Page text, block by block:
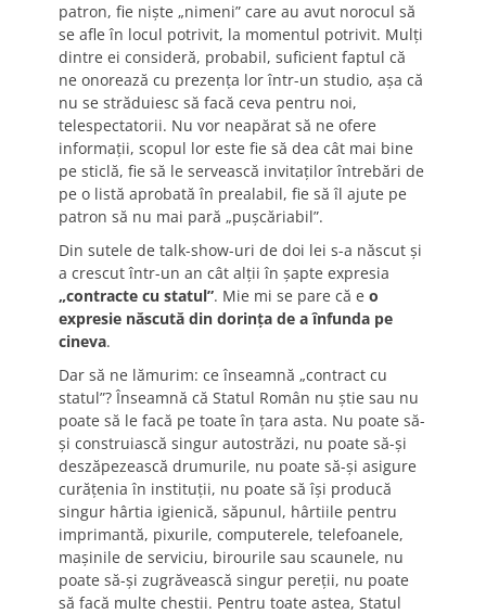
patron, fie nişte „nimeni” care au avut norocul să
se afle în locul potrivit, la momentul potrivit. Mulţi
dintre ei consideră, probabil, suficient faptul că
ne onorează cu prezenţa lor într-un studio, aşa că
nu se străduiesc să facă ceva pentru noi,
telespectatorii. Nu vor neapărat să ne ofere
informaţii, scopul lor este fie să dea cât mai bine
pe sticlă, fie să le servească invitaţilor întrebări de
pe o listă aprobată în prealabil, fie să îl ajute pe
patron să nu mai pară „puşcăriabil”.
Din sutele de talk-show-uri de doi lei s-a născut şi
a crescut într-un an cât alţii în şapte expresia
„contracte cu statul”. Mie mi se pare că e o
expresie născută din dorinţa de a înfunda pe
cineva.
Dar să ne lămurim: ce înseamnă „contract cu
statul”? Înseamnă că Statul Român nu ştie sau nu
poate să le facă pe toate în ţara asta. Nu poate să-
şi construiască singur autostrăzi, nu poate să-şi
deszăpezească drumurile, nu poate să-şi asigure
curăţenia în instituţii, nu poate să îşi producă
singur hârtia igienică, săpunul, hârtiile pentru
imprimantă, pixurile, computerele, telefoanele,
maşinile de serviciu, birourile sau scaunele, nu
poate să-şi zugrăvească singur pereţii, nu poate
să facă multe chestii. Pentru toate astea, Statul